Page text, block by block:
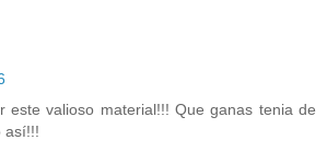
este valioso material!!! Que ganas tenia de
así!!!